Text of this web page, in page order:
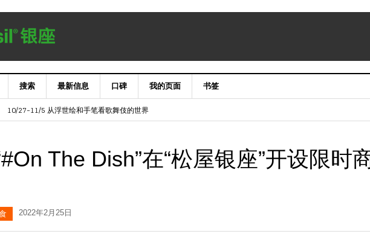
搜索 最新信息 口碑 我的页面 书签
11/6～ 【欧洲七叶树门】Marronniergate CLASSIC&LUXURY X’mas2015
10/27-11/5 从浮世绘和手笔看歌舞伎的世界
The Dish”在“松屋银座”开设限时
2022年2月25日